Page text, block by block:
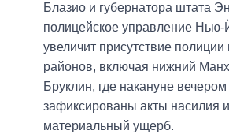
Блазио и губернатора штата
полицейское управление Нью-
увеличит присутствие полиции
районов, включая нижний
Бруклин, где накануне
зафиксированы акты насилия
материальный ущерб.